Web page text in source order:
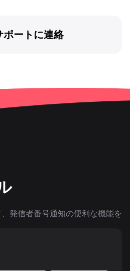
ポートに連絡
発信者番号通知の便利な機能を